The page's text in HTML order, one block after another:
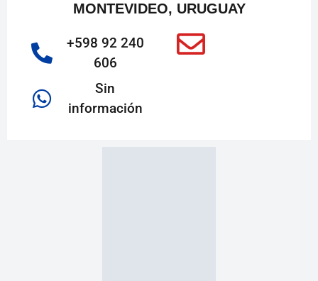
MONTEVIDEO, URUGUAY
+598 92 240
606
Sin
información